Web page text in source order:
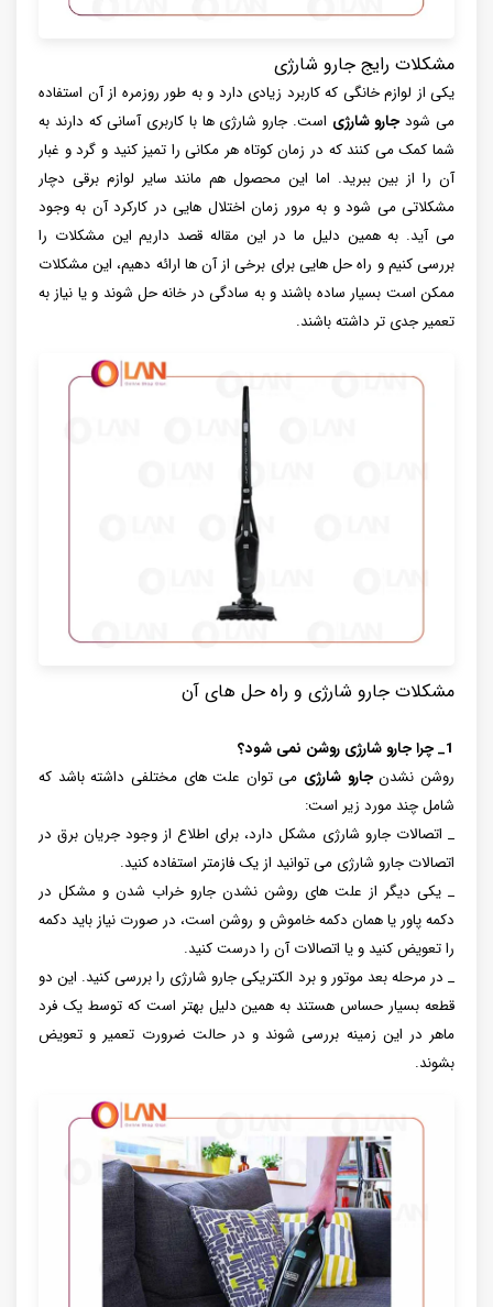
مشکلات رایج جارو شارژی
یکی از لوازم خانگی که کاربرد زیادی دارد و به طور روزمره از آن استفاده
می شود جارو شارژی است. جارو شارژی ها با کاربری آسانی که دارند به
شما کمک می کنند که در زمان کوتاه هر مکانی را تمیز کنید و گرد و غبار
آن را از بین ببرید. اما این محصول هم مانند سایر لوازم برقی دچار
مشکلاتی می شود و به مرور زمان اختلال هایی در کارکرد آن به وجود
می آید. به همین دلیل ما در این مقاله قصد داریم این مشکلات را
بررسی کنیم و راه حل هایی برای برخی از آن ها ارائه دهیم، این مشکلات
ممکن است بسیار ساده باشند و به سادگی در خانه حل شوند و یا نیاز به
تعمیر جدی تر داشته باشند.
مشکلات جارو شارژی و راه حل های آن
1_ چرا جارو شارژی روشن نمی شود؟
روشن نشدنجارو شارژی می توان علت های مختلفی داشته باشد که
شامل چند مورد زیر است:
_ اتصالات جارو شارژی مشکل دارد، برای اطلاع از وجود جریان برق در
اتصالات جارو شارژی می توانید از یک فازمتر استفاده کنید.
_ یکی دیگر از علت های روشن نشدن جارو خراب شدن و مشکل در
دکمه پاور یا همان دکمه خاموش و روشن است، در صورت نیاز باید دکمه
را تعویض کنید و یا اتصالات آن را درست کنید.
_ در مرحله بعد موتور و برد الکتریکی جارو شارژی را بررسی کنید. این دو
قطعه بسیار حساس هستند به همین دلیل بهتر است که توسط یک فرد
ماهر در این زمینه بررسی شوند و در حالت ضرورت تعمیر و تعویض
بشوند.